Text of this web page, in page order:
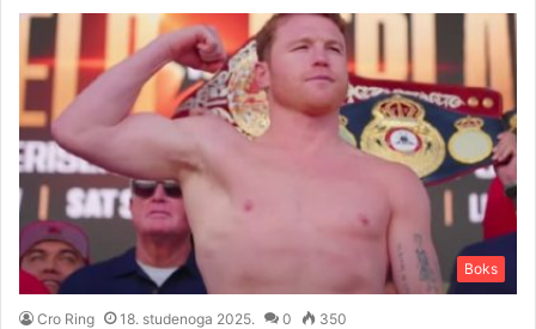
Boks
Cro Ring 18. studenoga 2025. 0 350